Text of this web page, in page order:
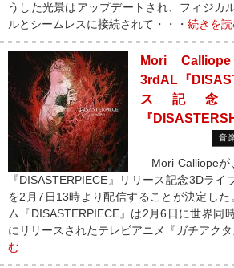
うした光景はアップデートされ、フィジカ
ルとシームレスに接続されて・・・ 続きを
Mori
3rdAL『
ス記念
『
音
Mori Calliopeが
『DISASTERPIECE』リリース記念3Dライ
を2月7日13時より配信することが決定し
ム『DISASTERPIECE』は2月6日に世界同
にリリースされたテレビアニメ『ガチアクタ
む